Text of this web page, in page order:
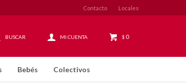
Bebés Colectivos
$ 0
Contacto Locales